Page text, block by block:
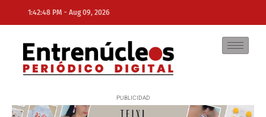
1:42:48 PM - Aug 09, 2026
NE